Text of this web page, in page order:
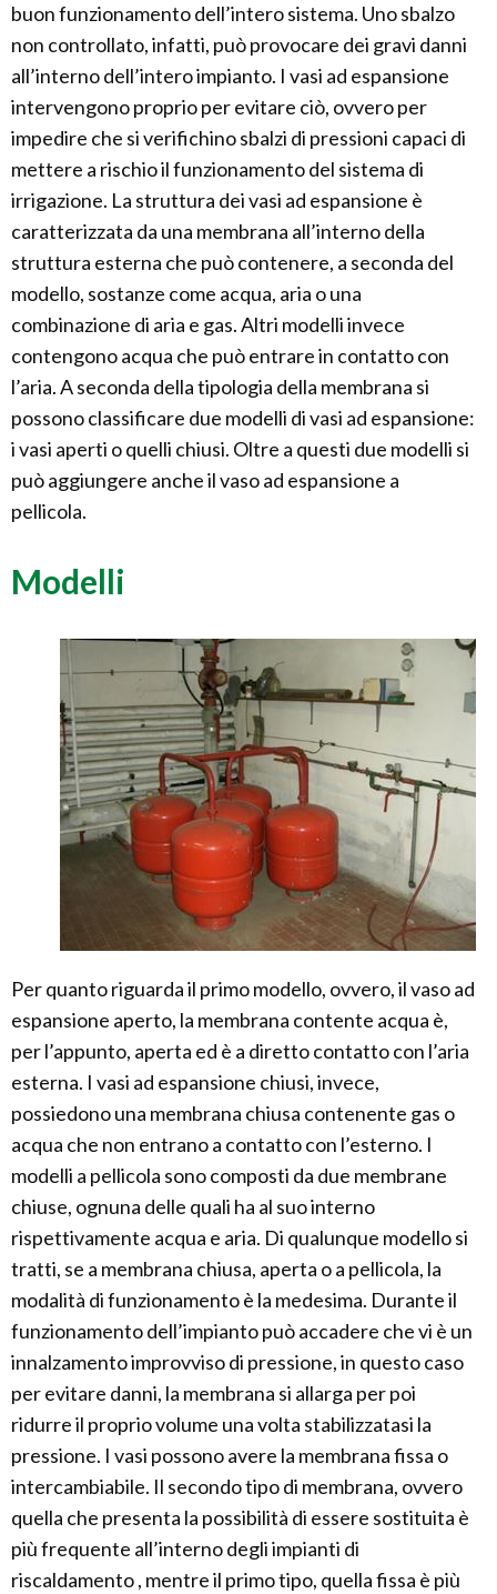
buon funzionamento dell’intero sistema. Uno sbalzo
non controllato, infatti, può provocare dei gravi danni
all’interno dell’intero impianto. I vasi ad espansione
intervengono proprio per evitare ciò, ovvero per
impedire che si verifichino sbalzi di pressioni capaci di
mettere a rischio il funzionamento del sistema di
irrigazione. La struttura dei vasi ad espansione è
caratterizzata da una membrana all’interno della
struttura esterna che può contenere, a seconda del
modello, sostanze come acqua, aria o una
combinazione di aria e gas. Altri modelli invece
contengono acqua che può entrare in contatto con
l’aria. A seconda della tipologia della membrana si
possono classificare due modelli di vasi ad espansione:
i vasi aperti o quelli chiusi. Oltre a questi due modelli si
può aggiungere anche il vaso ad espansione a
pellicola.
Modelli
Per quanto riguarda il primo modello, ovvero, il vaso ad
espansione aperto, la membrana contente acqua è,
per l’appunto, aperta ed è a diretto contatto con l’aria
esterna. I vasi ad espansione chiusi, invece,
possiedono una membrana chiusa contenente gas o
acqua che non entrano a contatto con l’esterno. I
modelli a pellicola sono composti da due membrane
chiuse, ognuna delle quali ha al suo interno
rispettivamente acqua e aria. Di qualunque modello si
tratti, se a membrana chiusa, aperta o a pellicola, la
modalità di funzionamento è la medesima. Durante il
funzionamento dell’impianto può accadere che vi è un
innalzamento improvviso di pressione, in questo caso
per evitare danni, la membrana si allarga per poi
ridurre il proprio volume una volta stabilizzatasi la
pressione. I vasi possono avere la membrana fissa o
intercambiabile. Il secondo tipo di membrana, ovvero
quella che presenta la possibilità di essere sostituita è
più frequente all’interno degli impianti di
riscaldamento , mentre il primo tipo, quella fissa è più